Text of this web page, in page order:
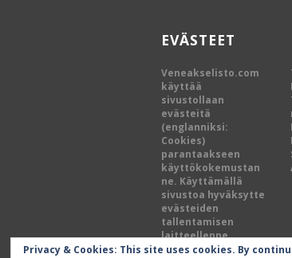
EVÄSTEET
Veneakselisto.com
käyttää
sivustollaan
evästeitä
(englanniksi:
Cookies)
parantaakseen
käyttökokemustan
ne. Käyttämällä
sivustoa hyväksytte
evästeiden
tallentamisen
laitteellenne.
Privacy & Cookies: This site uses cookies. By